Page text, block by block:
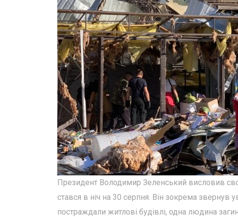
Президент Володимир Зеленський висловив
стався в ніч на 30 серпня. Він зокрема звернув
постраждали житлові будівлі, одна людина